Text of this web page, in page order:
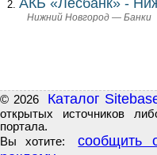
Нижний Новгород — Банки
© 2026 Каталог
открытых источников
портала.
Вы хотите:
сообщить